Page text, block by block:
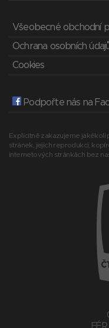
Všeobecné obchodní
Ochrana osobních
Cookies
Podpořte nás na
Explicitně zakazujeme
stránek, jejich reprodukci,
internetových stránkách bez